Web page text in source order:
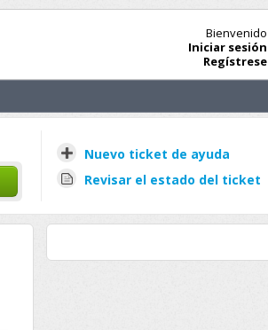
Bienvenido
Iniciar sesión
Regístrese
Nuevo ticket de ayuda
Revisar el estado del ticket